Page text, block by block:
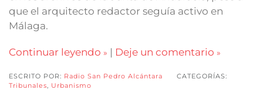
que el arquitecto redactor seguía activo en
Málaga.
Continuar leyendo | Deje un comentario
ESCRITO POR: Radio San Pedro Alcántara
CATEGORÍAS:
Tribunales, Urbanismo